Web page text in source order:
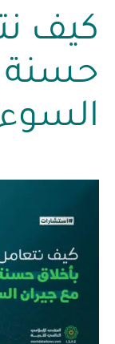
كيف
حسنة